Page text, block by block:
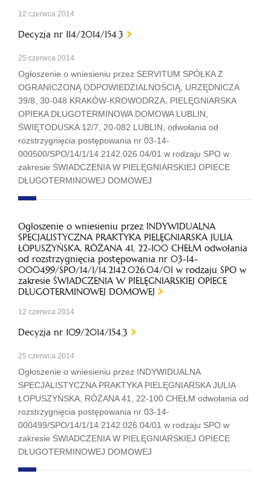
12 czerwca 2014
Decyzja nr 114/2014/154.3
25 czerwca 2014
Ogłoszenie o wniesieniu przez SERVITUM SPÓŁKA Z
OGRANICZONĄ ODPOWIEDZIALNOŚCIĄ, URZĘDNICZA
39/8, 30-048 KRAKÓW-KROWODRZA, PIELĘGNIARSKA
OPIEKA DŁUGOTERMINOWA DOMOWA LUBLIN,
ŚWIĘTODUSKA 12/7, 20-082 LUBLIN, odwołania od
rozstrzygnięcia postępowania nr 03-14-
000500/SPO/14/1/14.2142.026.04/01 w rodzaju SPO w
zakresie ŚWIADCZENIA W PIELĘGNIARSKIEJ OPIECE
DŁUGOTERMINOWEJ DOMOWEJ
Ogłoszenie o wniesieniu przez INDYWIDUALNA
SPECJALISTYCZNA PRAKTYKA PIELĘGNIARSKA JULIA
ŁOPUSZYŃSKA, RÓŻANA 41, 22-100 CHEŁM odwołania
od rozstrzygnięcia postępowania nr 03-14-
000499/SPO/14/1/14.2142.026.04/01 w rodzaju SPO w
zakresie ŚWIADCZENIA W PIELĘGNIARSKIEJ OPIECE
DŁUGOTERMINOWEJ DOMOWEJ
12 czerwca 2014
Decyzja nr 109/2014/154.3
25 czerwca 2014
Ogłoszenie o wniesieniu przez INDYWIDUALNA
SPECJALISTYCZNA PRAKTYKA PIELĘGNIARSKA JULIA
ŁOPUSZYŃSKA, RÓŻANA 41, 22-100 CHEŁM odwołania od
rozstrzygnięcia postępowania nr 03-14-
000499/SPO/14/1/14.2142.026.04/01 w rodzaju SPO w
zakresie ŚWIADCZENIA W PIELĘGNIARSKIEJ OPIECE
DŁUGOTERMINOWEJ DOMOWEJ